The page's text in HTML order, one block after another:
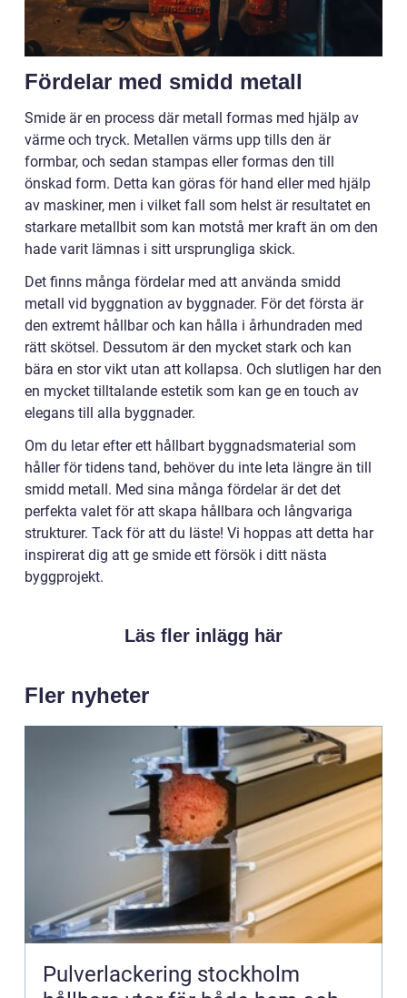
Fördelar med smidd metall
Smide är en process där metall formas med hjälp av
värme och tryck. Metallen värms upp tills den är
formbar, och sedan stampas eller formas den till
önskad form. Detta kan göras för hand eller med hjälp
av maskiner, men i vilket fall som helst är resultatet en
starkare metallbit som kan motstå mer kraft än om den
hade varit lämnas i sitt ursprungliga skick.
Det finns många fördelar med att använda smidd
metall vid byggnation av byggnader. För det första är
den extremt hållbar och kan hålla i århundraden med
rätt skötsel. Dessutom är den mycket stark och kan
bära en stor vikt utan att kollapsa. Och slutligen har den
en mycket tilltalande estetik som kan ge en touch av
elegans till alla byggnader.
Om du letar efter ett hållbart byggnadsmaterial som
håller för tidens tand, behöver du inte leta längre än till
smidd metall. Med sina många fördelar är det det
perfekta valet för att skapa hållbara och långvariga
strukturer. Tack för att du läste! Vi hoppas att detta har
inspirerat dig att ge smide ett försök i ditt nästa
byggprojekt.
Läs fler inlägg här
Fler nyheter
Pulverlackering stockholm